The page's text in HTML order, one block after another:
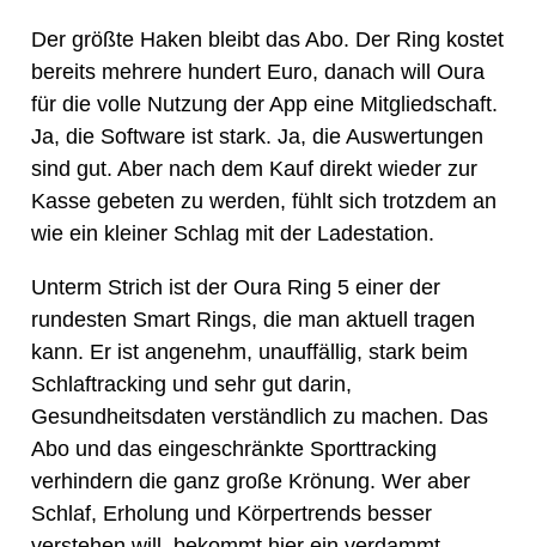
Der größte Haken bleibt das Abo. Der Ring kostet
bereits mehrere hundert Euro, danach will Oura
für die volle Nutzung der App eine Mitgliedschaft.
Ja, die Software ist stark. Ja, die Auswertungen
sind gut. Aber nach dem Kauf direkt wieder zur
Kasse gebeten zu werden, fühlt sich trotzdem an
wie ein kleiner Schlag mit der Ladestation.
Unterm Strich ist der Oura Ring 5 einer der
rundesten Smart Rings, die man aktuell tragen
kann. Er ist angenehm, unauffällig, stark beim
Schlaftracking und sehr gut darin,
Gesundheitsdaten verständlich zu machen. Das
Abo und das eingeschränkte Sporttracking
verhindern die ganz große Krönung. Wer aber
Schlaf, Erholung und Körpertrends besser